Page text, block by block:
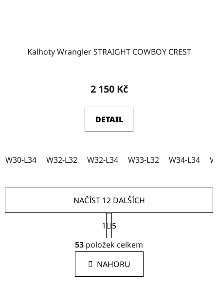
Kalhoty Wrangler STRAIGHT COWBOY CREST
2 150 Kč
DETAIL
W30-L34 W32-L32 W32-L34 W33-L32 W34-L34
O
v
l
á
d
NAČÍST 12 DALŠÍCH
S
t
r
á
n
k
1
5
53 položek celkem
NAHORU